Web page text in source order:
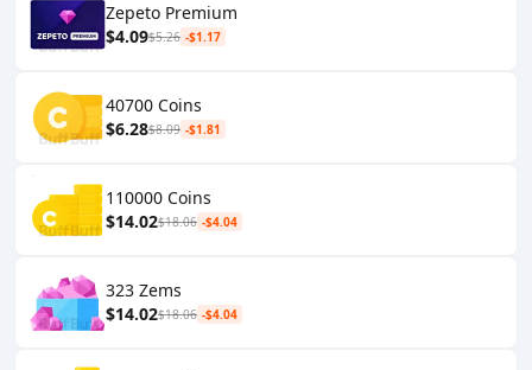
Zepeto Premium
$4.09$5.26 -$1.17
40700 Coins
$6.28$8.09 -$1.81
110000 Coins
$14.02$18.06 -$4.04
323 Zems
$14.02$18.06 -$4.04